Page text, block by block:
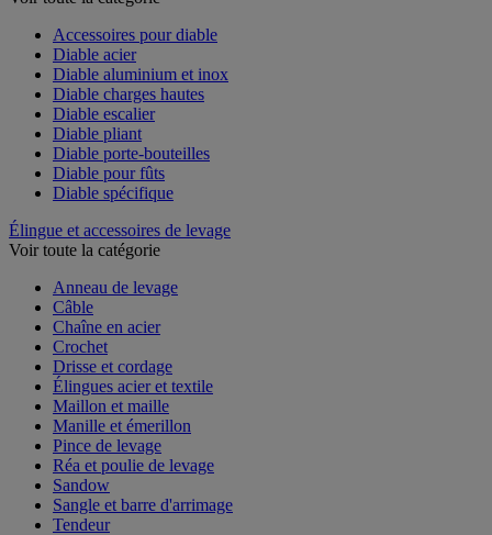
Accessoires pour diable
Diable acier
Diable aluminium et inox
Diable charges hautes
Diable escalier
Diable pliant
Diable porte-bouteilles
Diable pour fûts
Diable spécifique
Élingue et accessoires de levage
Voir toute la catégorie
Anneau de levage
Câble
Chaîne en acier
Crochet
Drisse et cordage
Élingues acier et textile
Maillon et maille
Manille et émerillon
Pince de levage
Réa et poulie de levage
Sandow
Sangle et barre d'arrimage
Tendeur